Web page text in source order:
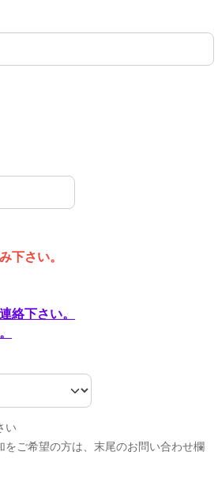
下さい。
絡下さい。
い
ご希望の方は、末尾のお問い合わせ欄